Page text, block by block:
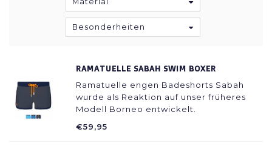
Besonderheiten
RAMATUELLE SABAH SWIM BOXER
Ramatuelle engen Badeshorts Sabah
wurde als Reaktion auf unser früheres
Modell Borneo entwickelt.
€59,95